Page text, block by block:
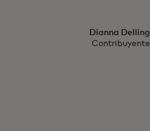
Dianna Delling
Contribuyente